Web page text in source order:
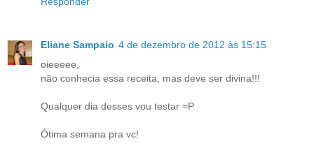
Eliane Sampaio 4 de dezembro de 2012 às 15:15
oieeeee,
não conhecia essa receita, mas deve ser divina!!!
Qualquer dia desses vou testar =P
Ótima semana pra vc!